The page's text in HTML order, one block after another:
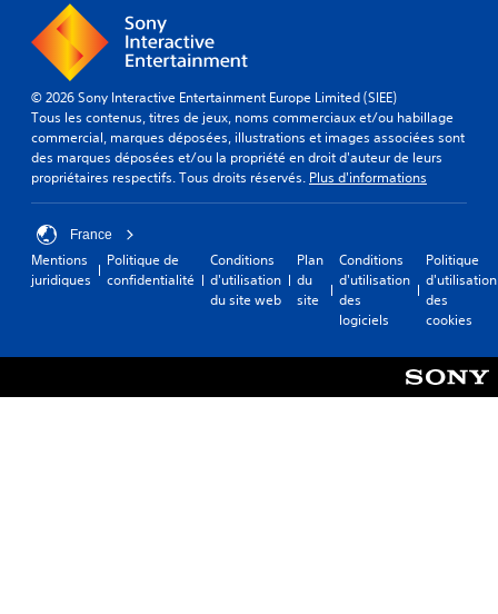
© 2026 Sony Interactive Entertainment Europe Limited (SIEE)
Tous les contenus, titres de jeux, noms commerciaux et/ou habillage
commercial, marques déposées, illustrations et images associées sont
des marques déposées et/ou la propriété en droit d'auteur de leurs
propriétaires respectifs. Tous droits réservés. Plus d'informations
France
Mentions
juridiques
Politique de
confidentialité
Conditions
d'utilisation
du site web
Plan
du
site
Conditions
d'utilisation
des
logiciels
Politique
d'utilisation
des
cookies